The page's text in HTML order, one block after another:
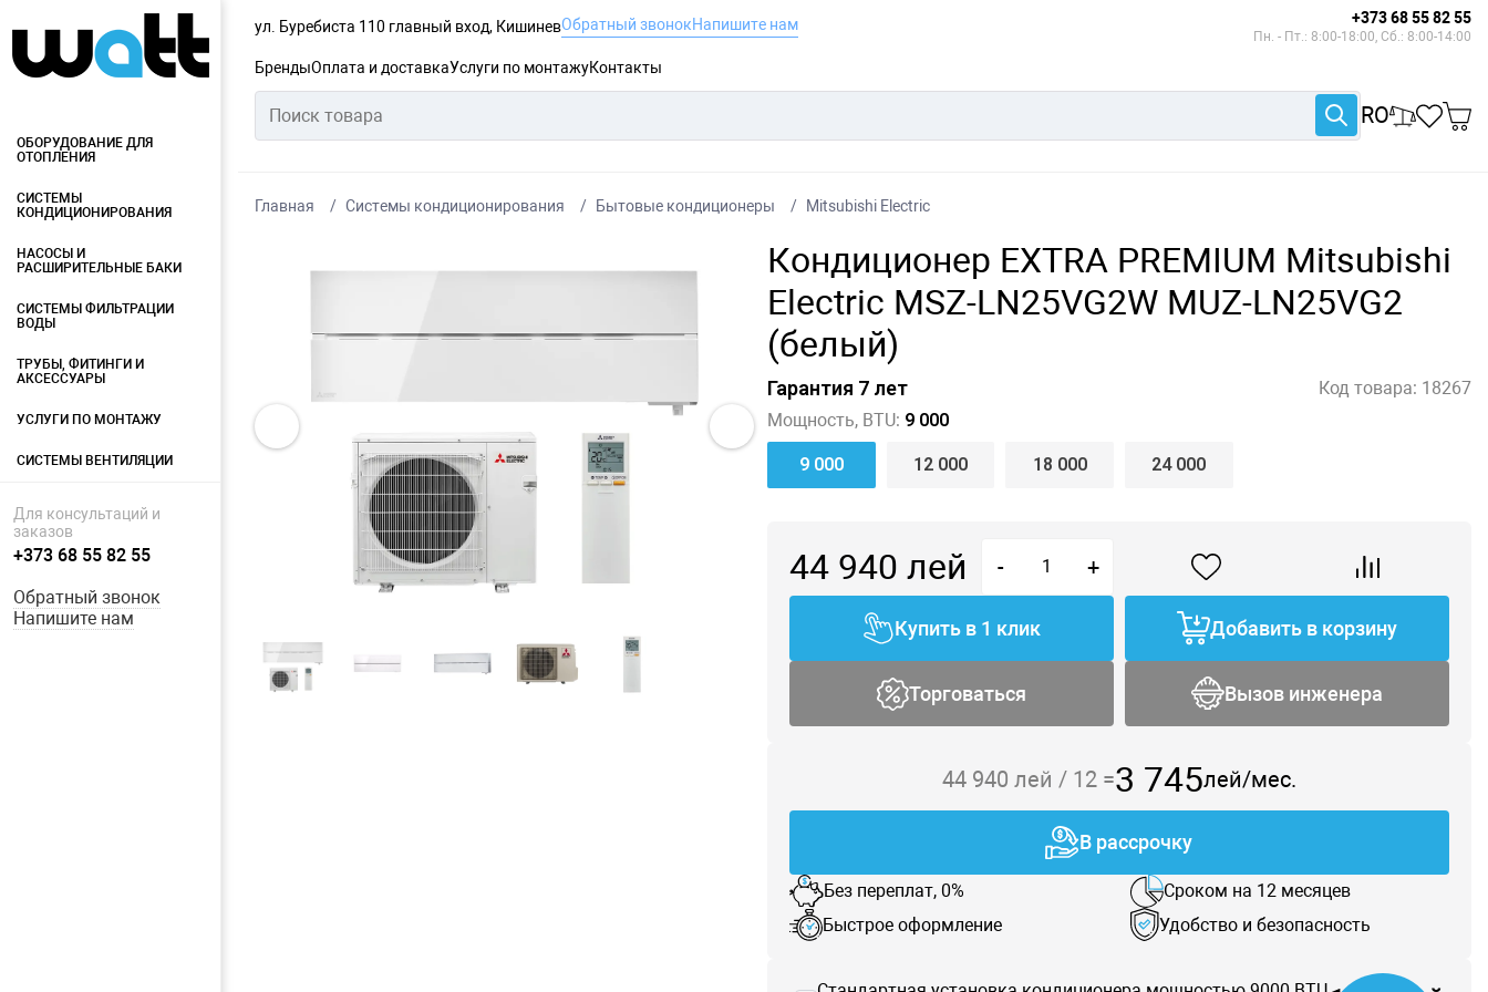
ул. Буребиста 110 главный вход, КишиневОбратный звонокНапишите нам +373 68 55 82 55
Пн. - Пт.: 8:00-18:00, Сб.: 8:00-14:00
БрендыОплата и доставкаУслуги по монтажуКонтакты
RO
ОБОРУДОВАНИЕ ДЛЯ
ОТОПЛЕНИЯ
СИСТЕМЫ
КОНДИЦИОНИРОВАНИЯ
НАСОСЫ И
РАСШИРИТЕЛЬНЫЕ БАКИ
СИСТЕМЫ ФИЛЬТРАЦИИ
ВОДЫ
ТРУБЫ, ФИТИНГИ И
АКСЕССУАРЫ
УСЛУГИ ПО МОНТАЖУ
СИСТЕМЫ ВЕНТИЛЯЦИИ
Для консультаций и
заказов
+373 68 55 82 55
Обратный звонок
Напишите нам
Главная Системы кондиционирования Бытовые кондиционеры Mitsubishi Electric
Кондиционер EXTRA PREMIUM Mitsubishi
Electric MSZ-LN25VG2W MUZ-LN25VG2
(белый)
Гарантия 7 лет Код товара: 18267
Мощность, BTU: 9 000
9 000 12 000 18 000 24 000
44 940 лей - +
Купить в 1 клик Добавить в корзину
Торговаться Вызов инженера
44 940 лей / 12=3 745лей/мес.
В рассрочку
Без переплат, 0%
Сроком на 12 месяцев
Быстрое оформление
Удобство и безопасность